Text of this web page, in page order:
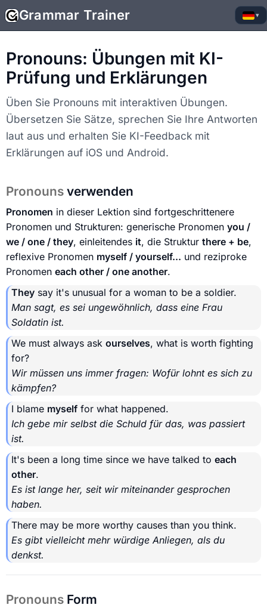
Grammar Trainer ▾
Pronouns: Übungen mit KI-
Prüfung und Erklärungen
Üben Sie Pronouns mit interaktiven Übungen.
Übersetzen Sie Sätze, sprechen Sie Ihre Antworten
laut aus und erhalten Sie KI-Feedback mit
Erklärungen auf iOS und Android.
Pronouns verwenden
Pronomen in dieser Lektion sind fortgeschrittenere
Pronomen und Strukturen: generische Pronomen you /
we / one / they, einleitendes it, die Struktur there + be,
reflexive Pronomen myself / yourself... und reziproke
Pronomen each other / one another.
They say it's unusual for a woman to be a soldier.
Man sagt, es sei ungewöhnlich, dass eine Frau
Soldatin ist.
We must always ask ourselves, what is worth fighting
for?
Wir müssen uns immer fragen: Wofür lohnt es sich zu
kämpfen?
I blame myself for what happened.
Ich gebe mir selbst die Schuld für das, was passiert
ist.
It's been a long time since we have talked to each
other.
Es ist lange her, seit wir miteinander gesprochen
haben.
There may be more worthy causes than you think.
Es gibt vielleicht mehr würdige Anliegen, als du
denkst.
Pronouns Form